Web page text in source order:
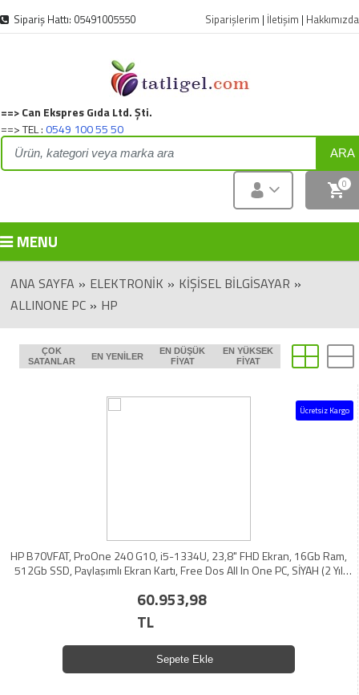
Sipariş Hattı: 05491005550 Siparişlerim | İletişim | Hakkımızda
Can Ekspres Gıda Ltd. Şti.
TEL :0549 100 55 50
ARA
0
MENU
ANA SAYFA » ELEKTRONIK » KİŞİSEL BİLGİSAYAR »
ALLINONE PC » HP
ÇOK
SATANLAR
EN YENILER
EN DÜŞÜK
FIYAT
EN YÜKSEK
FIYAT
Ücretsiz Kargo
HP B70VFAT, ProOne 240 G10, i5-1334U, 23,8" FHD Ekran, 16Gb Ram,
512Gb SSD, Paylaşımlı Ekran Kartı, Free Dos All In One PC, SİYAH (2 Yıl
60.953,98
TL
Sepete Ekle